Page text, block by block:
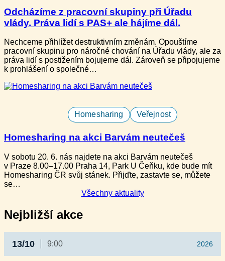
Odcházíme z pracovní skupiny při Úřadu
vlády. Práva lidí s PAS+ ale hájíme dál.
Nechceme přihlížet destruktivním změnám. Opouštíme
pracovní skupinu pro náročné chování na Úřadu vlády, ale za
práva lidí s postižením bojujeme dál. Zároveň se připojujeme
k prohlášení o společné…
Homesharing Veřejnost
Homesharing na akci Barvám neutečeš
V sobotu 20. 6. nás najdete na akci Barvám neutečeš
v Praze 8.00–17.00 Praha 14, Park U Čeňku, kde bude mít
Homesharing ČR svůj stánek. Přijďte, zastavte se, můžete
se…
Všechny aktuality
Nejbližší akce
13/10 2026
9:00